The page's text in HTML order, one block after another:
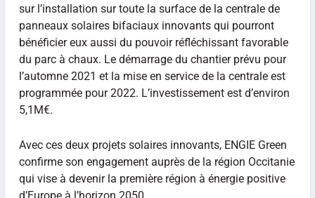
sur l’installation sur toute la surface de la centrale de
panneaux solaires bifaciaux innovants qui pourront
bénéficier eux aussi du pouvoir réfléchissant favorable
du parc à chaux. Le démarrage du chantier prévu pour
l’automne 2021 et la mise en service de la centrale est
programmée pour 2022. L’investissement est d’environ
5,1M€.
Avec ces deux projets solaires innovants, ENGIE Green
confirme son engagement auprès de la région Occitanie
qui vise à devenir la première région à énergie positive